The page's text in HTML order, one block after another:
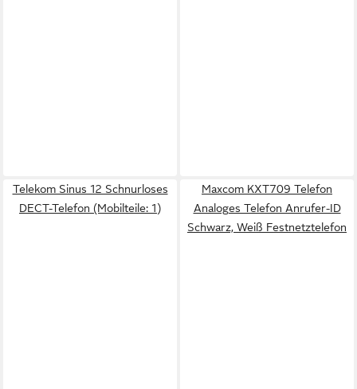
Telekom Sinus 12 Schnurloses
DECT-Telefon (Mobilteile: 1)
Maxcom KXT709 Telefon
Analoges Telefon Anrufer-ID
Schwarz, Weiß Festnetztelefon